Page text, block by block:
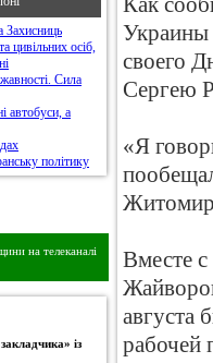
на телеканалі
із
Украины
своего
Сергею
«Я
Вместе
августа
рабочей